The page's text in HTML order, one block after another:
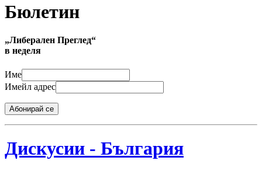
Бюлетин
„Либерален Преглед“
в неделя
Име
Имейл адрес
Абонирай се
Дискусии - България